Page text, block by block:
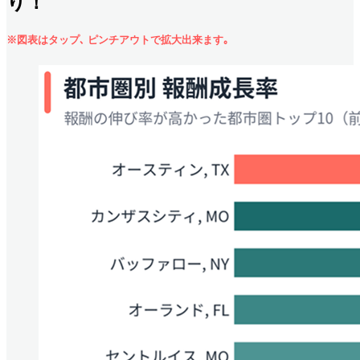
※図表はタップ､ ピンチアウトで拡大出来ます｡